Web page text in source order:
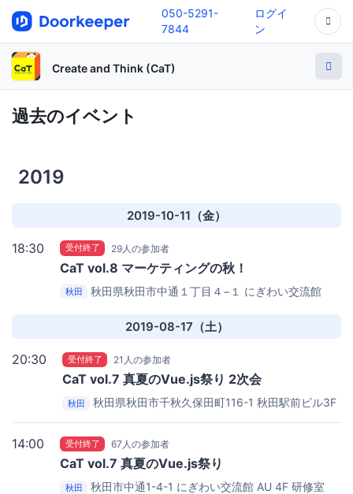
050-5291-
7844
ログイ
ン
Create and Think (CaT)
過去のイベント
2019
2019-10-11（金）
18:30 受付終了 29人の参加者
CaT vol.8 マーケティングの秋！
秋田 秋田県秋田市中通１丁目４−１
にぎわい交流館
2019-08-17（土）
20:30 受付終了 21人の参加者
CaT vol.7 真夏のVue.js祭り 2次会
秋田
秋田県秋田市千秋久保田町116-1 秋田駅前ビル3F
14:00 受付終了 67人の参加者
CaT vol.7 真夏のVue.js祭り
秋田 秋田市中通1-4-1 にぎわい交流館 AU 4F 研修室